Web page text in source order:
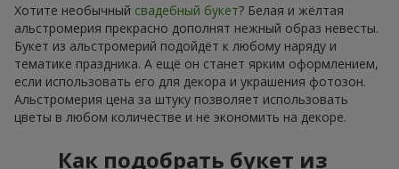
Хотите необычный свадебный букет? Белая и жёлтая
альстромерия прекрасно дополнят нежный образ невесты.
Букет из альстромерий подойдёт к любому наряду и
тематике праздника. А ещё он станет ярким оформлением,
если использовать его для декора и украшения фотозон.
Альстромерия цена за штуку позволяет использовать
цветы в любом количестве и не экономить на декоре.
Как подобрать букет из